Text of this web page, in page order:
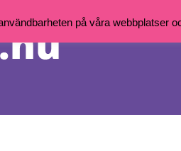
på våra webbplatser